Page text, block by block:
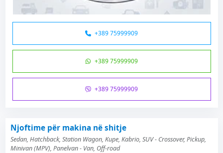
+389 75999909
+389 75999909
+389 75999909
Njoftime për makina në shitje
Sedan, Hatchback, Station Wagon, Kupe, Kabrio, SUV - Crossover, Pickup,
Minivan (MPV), Panelvan - Van, Off-road